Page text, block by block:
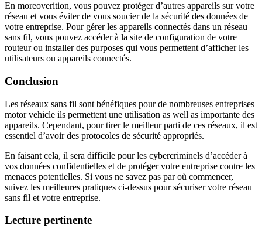
En moreoverition, vous pouvez protéger d’autres appareils sur votre
réseau et vous éviter de vous soucier de la sécurité des données de
votre entreprise. Pour gérer les appareils connectés dans un réseau
sans fil, vous pouvez accéder à la site de configuration de votre
routeur ou installer des purposes qui vous permettent d’afficher les
utilisateurs ou appareils connectés.
Conclusion
Les réseaux sans fil sont bénéfiques pour de nombreuses entreprises
motor vehicle ils permettent une utilisation as well as importante des
appareils. Cependant, pour tirer le meilleur parti de ces réseaux, il est
essentiel d’avoir des protocoles de sécurité appropriés.
En faisant cela, il sera difficile pour les cybercriminels d’accéder à
vos données confidentielles et de protéger votre entreprise contre les
menaces potentielles. Si vous ne savez pas par où commencer,
suivez les meilleures pratiques ci-dessus pour sécuriser votre réseau
sans fil et votre entreprise.
Lecture pertinente